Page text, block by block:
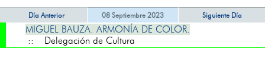
Día Anterior 08 Septiembre 2023 Siguiente Día
MIGUEL BAUZA. ARMONÍA DE COLOR.
:: Delegación de Cultura